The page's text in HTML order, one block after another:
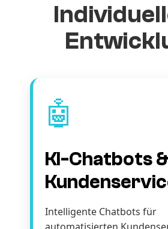
🤖
KI-Chatbots
Intelligente Chatbots für